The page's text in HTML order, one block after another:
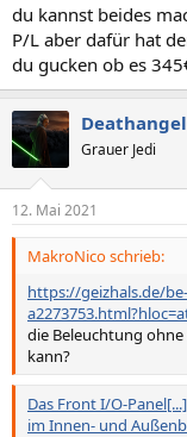
du kannst beides
P/L aber dafür hat
du gucken ob es
Grauer Jedi
12. Mai 2021
MakroNico schrieb:
https://geizhals.de/
die Beleuchtung
kann?
Das Front I/O-
im Innen- und